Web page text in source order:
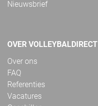
Nieuwsbrief
OVER VOLLEYBALDIRECT
Over ons
FAQ
Referenties
Vacatures